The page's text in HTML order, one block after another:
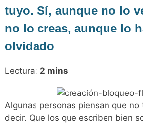
tuyo. Sí, aunque no lo
no lo creas, aunque lo
olvidado
Lectura: 2 mins
Algunas personas piensan que no
decir. Que los que escriben bien